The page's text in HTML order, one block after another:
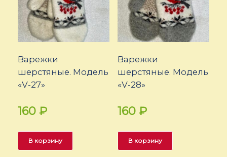
Варежки
шерстяные. Модель
«V-27»
160 ₽
В корзину
Варежки
шерстяные. Модель
«V-28»
160 ₽
В корзину